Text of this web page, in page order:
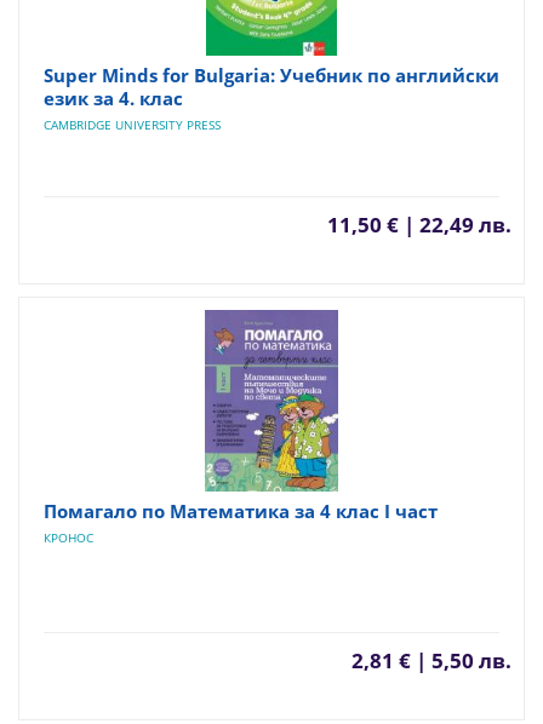
Super Minds for Bulgaria: Учебник по английски
език за 4. клас
CAMBRIDGE UNIVERSITY PRESS
11,50 € | 22,49 лв.
Помагало по Математика за 4 клас I част
КРОНОС
2,81 € | 5,50 лв.